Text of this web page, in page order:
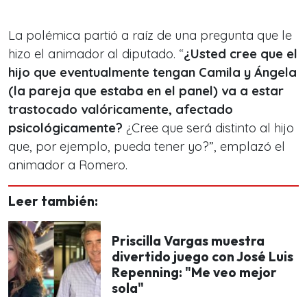
La polémica partió a raíz de una pregunta que le
hizo el animador al diputado. “¿Usted cree que el
hijo que eventualmente tengan Camila y Ángela
(la pareja que estaba en el panel) va a estar
trastocado valóricamente, afectado
psicológicamente? ¿Cree que será distinto al hijo
que, por ejemplo, pueda tener yo?”, emplazó el
animador a Romero.
Leer también:
Priscilla Vargas muestra
divertido juego con José Luis
Repenning: "Me veo mejor
sola"